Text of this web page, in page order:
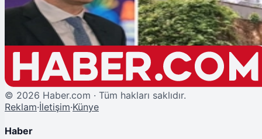
Yapay Zeka Karşıtları, OpenAI CEO'su Sam Altman'ın Evine Saldırdı
© 2026 Haber.com · Tüm hakları saklıdır.
Reklam·İletişim·Künye
Haber